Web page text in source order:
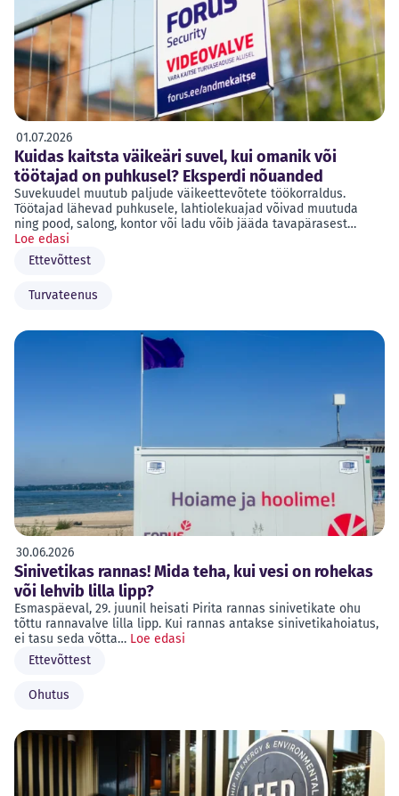
01.07.2026
Kuidas kaitsta väikeäri suvel, kui omanik või
töötajad on puhkusel? Eksperdi nõuanded
Suvekuudel muutub paljude väikeettevõtete töökorraldus.
Töötajad lähevad puhkusele, lahtiolekuajad võivad muutuda
ning pood, salong, kontor või ladu võib jääda tavapärasest…
Loe edasi
Ettevõttest
Turvateenus
30.06.2026
Sinivetikas rannas! Mida teha, kui vesi on rohekas
või lehvib lilla lipp?
Esmaspäeval, 29. juunil heisati Pirita rannas sinivetikate ohu
tõttu rannavalve lilla lipp. Kui rannas antakse sinivetikahoiatus,
ei tasu seda võtta… Loe edasi
Ettevõttest
Ohutus